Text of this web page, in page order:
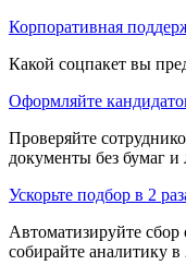
Корпоративная
Какой соцпакет вы
Оформляйте
Проверяйте
документы без бумаг
Ускорьте подбор в 2
Автоматизируйте сбор
собирайте аналитику в